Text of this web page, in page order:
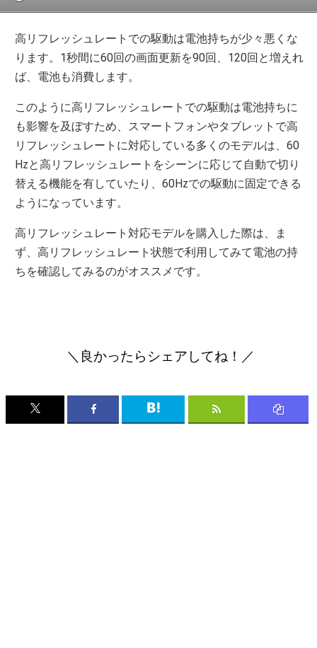
高リフレッシュレートでの駆動は電池持ちが少々悪くな
ります。1秒間に60回の画面更新を90回、120回と増えれ
ば、電池も消費します。
このように高リフレッシュレートでの駆動は電池持ちに
も影響を及ぼすため、スマートフォンやタブレットで高
リフレッシュレートに対応している多くのモデルは、60
Hzと高リフレッシュレートをシーンに応じて自動で切り
替える機能を有していたり、60Hzでの駆動に固定できる
ようになっています。
高リフレッシュレート対応モデルを購入した際は、ま
ず、高リフレッシュレート状態で利用してみて電池の持
ちを確認してみるのがオススメです。
＼良かったらシェアしてね！／